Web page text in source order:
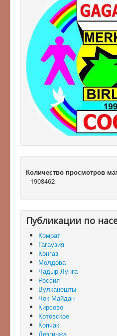
Количество просмотров
1908462
Публикации по
Комрат
Гагаузия
Конгаз
Молдова
Чадыр-Лунга
Россия
Вулканешты
Чок-Майдан
Кирсово
Котовское
Копчак
Дезгинжа